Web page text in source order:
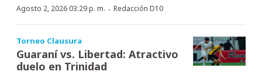
Agosto 2, 2026 03:29 p. m. · Redacción D10
Torneo Clausura
Guaraní vs. Libertad: Atractivo
duelo en Trinidad